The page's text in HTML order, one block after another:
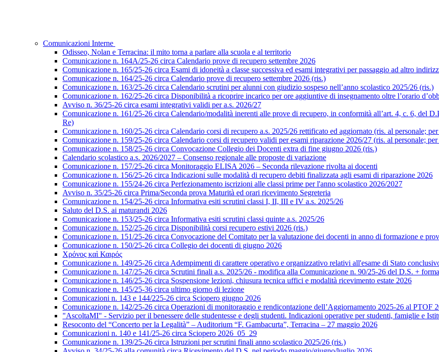
Comunicazioni Interne
Odisseo, Nolan e Terracina: il mito torna a parlare alla scuola e al territorio
Comunicazione n. 164A/25-26 circa Calendario prove di recupero settembre 2026
Comunicazione n. 165/25-26 circa Esami di idoneità a classe successiva ed esami integrativi per passaggio ad altro
Comunicazione n. 164/25-26 circa Calendario prove di recupero settembre 2026 (ris.)
Comunicazione n. 163/25-26 circa Calendario scrutini per alunni con giudizio sospeso nell’anno scolastico 2025/26 (ris.)
Comunicazione n. 162/25-26 circa Disponibilità a ricoprire incarico per ore aggiuntive di insegnamento oltre l’orario
Avviso n. 36/25-26 circa esami integrativi validi per a.s. 2026/27
Comunicazione n. 161/25-26 circa Calendario/modalità inerenti alle prove di recupero, in conformità all’art. 4, c. 6, del
Re)
Comunicazione n. 160/25-26 circa Calendario corsi di recupero a.s. 2025/26 rettificato ed aggiornato (ris. al personale;
Comunicazione n. 159/25-26 circa Calendario corsi di recupero validi per esami riparazione 2026/27 (ris. al personale;
Comunicazione n. 158/25-26 circa Convocazione Collegio dei Docenti extra di fine giugno 2026 (ris.)
Calendario scolastico a.s. 2026/2027 – Consenso regionale alle proposte di variazione
Comunicazione n. 157/25-26 circa Monitoraggio ELISA 2026 – Seconda rilevazione rivolta ai docenti
Comunicazione n. 156/25-26 circa Indicazioni sulle modalità di recupero debiti finalizzata agli esami di riparazione 2026
Comunicazione n. 155/24-26 circa Perfezionamento iscrizioni alle classi prime per l'anno scolastico 2026/2027
Avviso n. 35/25-26 circa Prima/Seconda prova Maturità ed orari ricevimento Segreteria
Comunicazione n. 154/25-26 circa Informativa esiti scrutini classi I, II, III e IV a.s. 2025/26
Saluto del D.S. ai maturandi 2026
Comunicazione n. 153/25-26 circa Informativa esiti scrutini classi quinte a.s. 2025/26
Comunicazione n. 152/25-26 circa Disponibilità corsi recupero estivi 2026 (ris.)
Comunicazione n. 151/25-26 circa Convocazione del Comitato per la valutazione dei docenti in anno di formazione e
Comunicazione n. 150/25-26 circa Collegio dei docenti di giugno 2026
Χρόνος καὶ Καιρός
Comunicazione n. 149/25-26 circa Adempimenti di carattere operativo e organizzativo relativi all'esame di Stato
Comunicazione n. 147/25-26 circa Scrutini finali a.s. 2025/26 - modifica alla Comunicazione n. 90/25-26 del D.S. +
Comunicazione n. 146/25-26 circa Sospensione lezioni, chiusura tecnica uffici e modalità ricevimento estate 2026
Comunicazione n. 145/25-36 circa ultimo giorno di lezione
Comunicazioni n. 143 e 144/225-26 circa Sciopero giugno 2026
Comunicazione n. 142/25-26 circa Operazioni di monitoraggio e rendicontazione dell’Aggiornamento 2025-26 al PTOF
"AscoltaMI" - Servizio per il benessere delle studentesse e degli studenti. Indicazioni operative per studenti, famiglie e
Resoconto del “Concerto per la Legalità” – Auditorium “F. Gambacurta”, Terracina – 27 maggio 2026
Comunicazioni n. 140 e 141/25-26 circa Sciopero 2026_05_29
Comunicazione n. 139/25-26 circa Istruzioni per scrutini finali anno scolastico 2025/26 (ris.)